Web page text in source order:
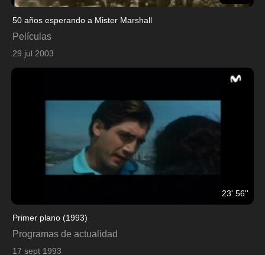
50 años esperando a Mister Marshall
Películas
29 jul 2003
23' 56''
Primer plano (1993)
Programas de actualidad
17 sept 1993